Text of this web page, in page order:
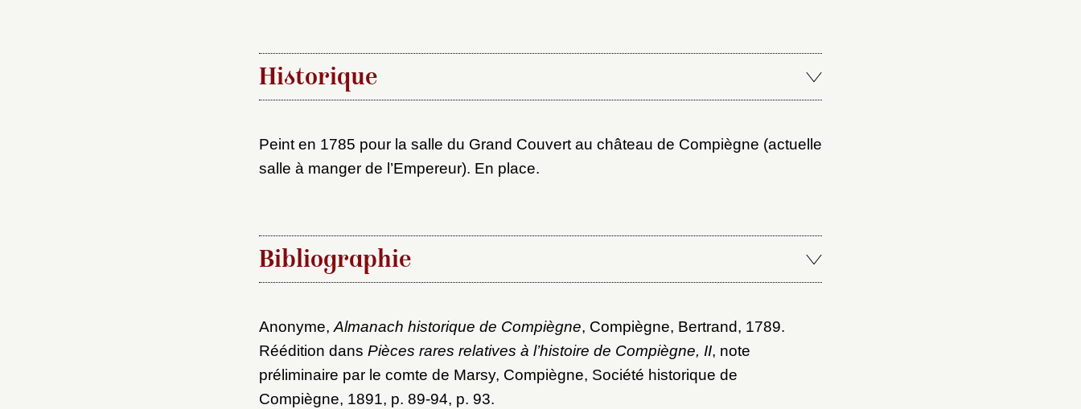
Historique
Peint en 1785 pour la salle du Grand Couvert au château de Compiègne (actuelle
salle à manger de l’Empereur). En place.
Bibliographie
Anonyme, Almanach historique de Compiègne, Compiègne, Bertrand, 1789.
Réédition dans Pièces rares relatives à l’histoire de Compiègne, II, note
préliminaire par le comte de Marsy, Compiègne, Société historique de
Compiègne, 1891, p. 89-94, p. 93.
Nom du dossier
Nouveau dossier
Créer et ajouter
Connexion
Envoyer
Vous n'êtes pas encore inscrit ?Créer un compte
Vous avez oublié votre mot de passe ?
Cliquez ici